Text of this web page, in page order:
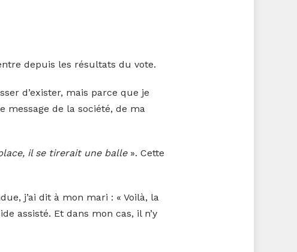
depuis les résultats du vote.
d’exister, mais parce que je
message de la société, de ma
il se tirerait une balle». Cette
j’ai dit à mon mari : « Voilà, la
assisté. Et dans mon cas, il n’y